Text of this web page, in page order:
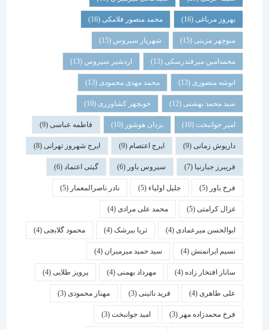
بهروز مرباغی (16) محمد منصور فلامکی (16)
منوچهر مزینی(15) شهریار سیروس(15)
محمدامین میرفندرسکی(13) اردشیر سیروس(13)
انوشه منصوری(13) محمد مهدی محمودی(13)
سید محمد بهشتی(12) خوبچهر کشاورزی(10)
امیر جوانبخت(10) یزدان هوشور(10) فاطمه عباسی(9)
داریوش زمانی(9) ایرج اعتصام(9) ایرج شهروز تهرانی(8)
فریبرز جبارنیا(7) سیروس باور(6) گیتی اعتماد(6)
فرخ باور(5) جلیل اولیاء(5) نادر ناصرالمعمار (5)
غزال کرامتی(5) محمد علی مرادی(4)
ابوالحسن میرعمادی(4) ثریا بیرشک(4) محمود گلابچی(4)
نسیم ایرانمنش(4) سید حمید میرمیران(4)
ساناز افتخار زاده(4) مهرداد بهمنی (4) پرویز طلایی(4)
علی طاهری(4) فرید نائینی(3) مهناز محمودی(3)
فرخ محمدزاده مهر(3) امید جوانبخت(3)